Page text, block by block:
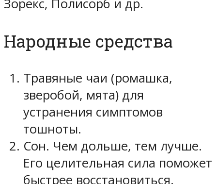
Зорекс, Полисорб и др.
Народные средства
Травяные чаи (ромашка,
зверобой, мята) для
устранения симптомов
тошноты.
Сон. Чем дольше, тем лучше.
Его целительная сила поможет
быстрее восстановиться.